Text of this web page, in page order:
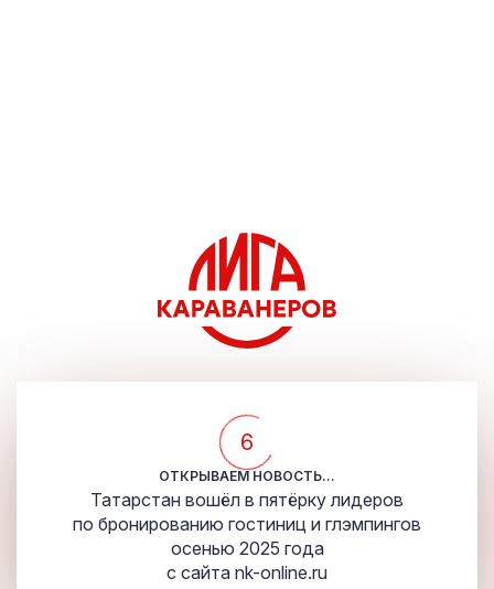
5
ОТКРЫВАЕМ НОВОСТЬ...
Татарстан вошёл в пятёрку лидеров
по бронированию гостиниц и глэмпингов
осенью 2025 года
с сайта nk-online.ru